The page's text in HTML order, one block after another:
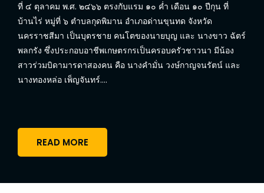
ที่ ๔ ตุลาคม พ.ศ. ๒๔๖๖ ตรงกับแรม ๑๐ คํ่า เดือน ๑๐ ปีกุน ที่
บ้านไร่ หมู่ที่ ๖ ตำบลกุดพิมาน อำเภอด่านขุนทด จังหวัด
นครราชสีมา เป็นบุตรชาย คนโตของนายบุญ และ นางขาว ฉัตร์
พลกรัง ซึ่งประกอบอาชีพเกษตรกรเป็นครอบครัวชาวนา มีน้อง
สาวร่วมบิดามารดาสองคน คือ นางคำมั่น วงษ์กาญจนรัตน์ และ
นางทองหล่อ เพ็ญจันทร์….
READ MORE